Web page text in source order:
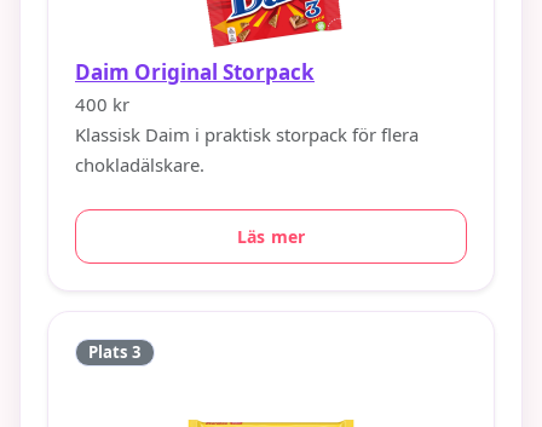
Daim Original Storpack
400 kr
Klassisk Daim i praktisk storpack för flera
chokladälskare.
Läs mer
Plats 3